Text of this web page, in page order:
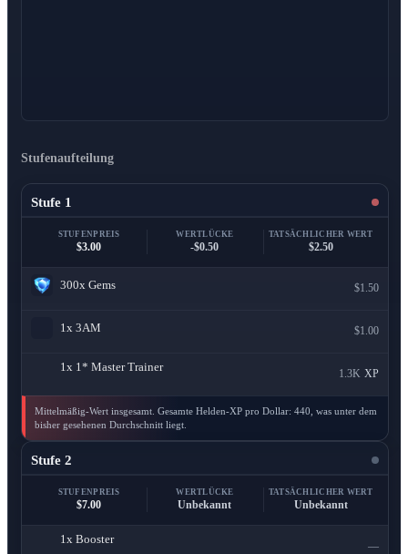
Stufenaufteilung
Stufe 1
STUFENPREIS
$3.00
WERTLÜCKE
-$0.50
TATSÄCHLICHER WERT
$2.50
300x Gems $1.50
1x 3AM $1.00
1x 1* Master Trainer
1.3K XP
Mittelmäßig-Wert insgesamt. Gesamte Helden-XP pro Dollar: 440, was unter dem
bisher gesehenen Durchschnitt liegt.
Stufe 2
STUFENPREIS
$7.00
WERTLÜCKE
Unbekannt
TATSÄCHLICHER WERT
Unbekannt
1x Booster
—